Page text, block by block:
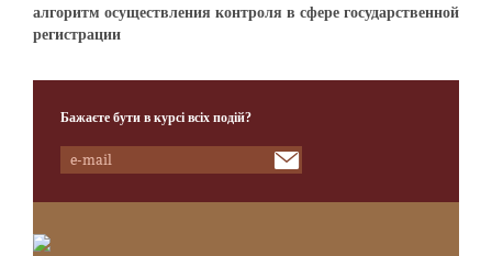
алгоритм осуществления контроля в сфере государственной
регистрации
Бажаєте бути в курсі всіх подій?